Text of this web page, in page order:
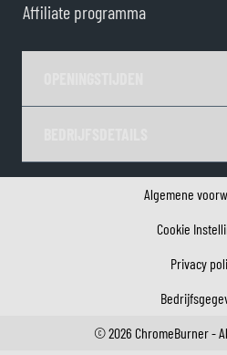
Affiliate programma
Algemene
Cookie
Privacy
©2026 ChromeBurner -